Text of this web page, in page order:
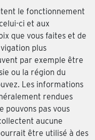
le fonctionnement
ci et aux
que vous faites et de
plus
par exemple être
ou la région du
Les informations
rendues
pouvons pas vous
aucune
être utilisé à des